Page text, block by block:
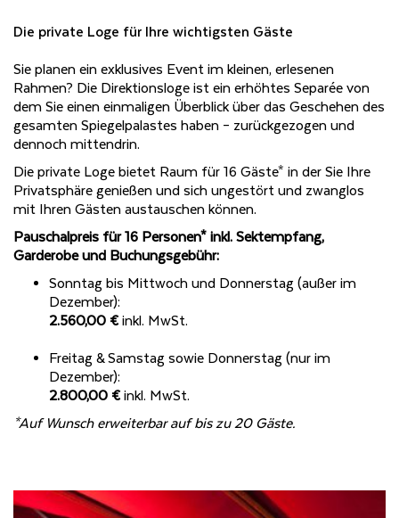
Die private Loge für Ihre wichtigsten Gäste
Sie planen ein exklusives Event im kleinen, erlesenen
Rahmen? Die Direktionsloge ist ein erhöhtes Separée von
dem Sie einen einmaligen Überblick über das Geschehen des
gesamten Spiegelpalastes haben – zurückgezogen und
dennoch mittendrin.
Die private Loge bietet Raum für 16 Gäste* in der Sie Ihre
Privatsphäre genießen und sich ungestört und zwanglos
mit Ihren Gästen austauschen können.
Pauschalpreis für 16 Personen* inkl. Sektempfang,
Garderobe und Buchungsgebühr:
Sonntag bis Mittwoch und Donnerstag (außer im
Dezember):
2.560,00 €inkl. MwSt.
Freitag & Samstag sowie Donnerstag (nur im
Dezember):
2.800,00 €inkl. MwSt.
*Auf Wunsch erweiterbar auf bis zu 20 Gäste.